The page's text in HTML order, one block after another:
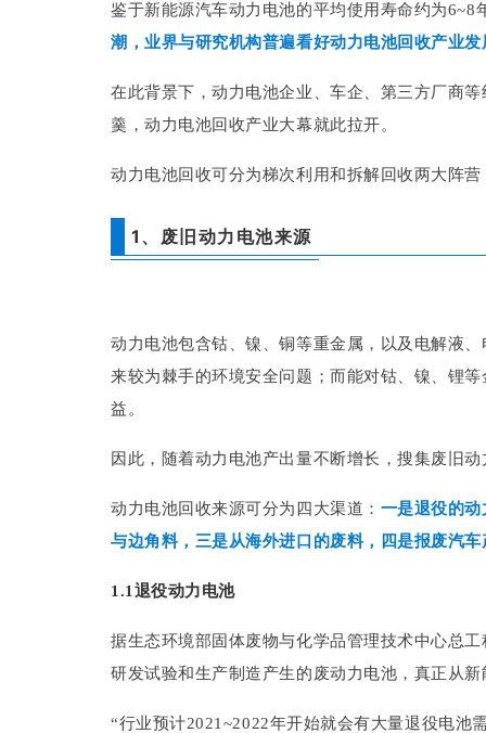
鉴于新能源汽车动力电池的平均使用寿命约为6~8
潮，业界与研究机构普遍看好动力电池回收产业发
在此背景下，动力电池企业、车企、第三方厂商
羹，动力电池回收产业大幕就此拉开。
动力电池回收可分为梯次利用和拆解回收两大阵营
1、废旧动力电池来源
动力电池包含钴、镍、铜等重金属，以及电解液
来较为棘手的环境安全问题；而能对钴、镍、锂
益。
因此，随着动力电池产出量不断增长，搜集废旧
动力电池回收来源可分为四大渠道： 一是退役的
与边角料，三是从海外进口的废料，四是报废汽
1.1退役动力电池
据生态环境部固体废物与化学品管理技术中心总
研发试验和生产制造产生的废动力电池，真正从
“行业预计2021~2022年开始就会有大量退役电池